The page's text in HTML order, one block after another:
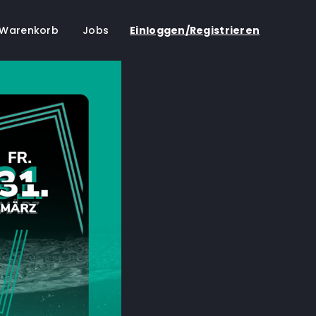
Einloggen/Registrieren
Jobs